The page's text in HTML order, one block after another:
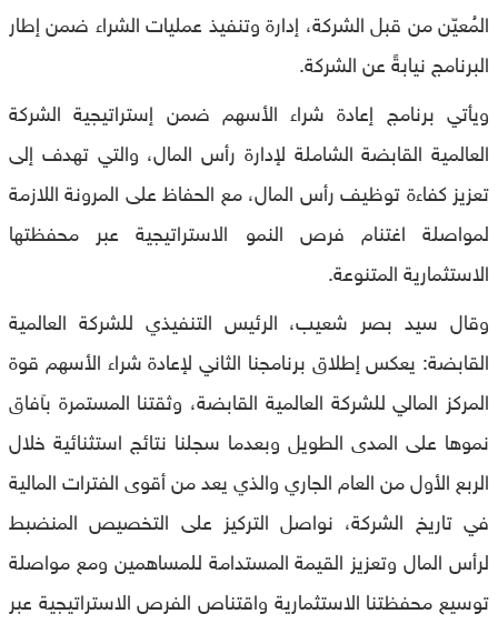
المُعيّن من قبل الشركة، إدارة وتنفيذ عمليات الشراء ضمن إطار
البرنامج نيابةً عن الشركة.
ويأتي برنامج إعادة شراء الأسهم ضمن إستراتيجية الشركة
العالمية القابضة الشاملة لإدارة رأس المال، والتي تهدف إلى
تعزيز كفاءة توظيف رأس المال، مع الحفاظ على المرونة اللازمة
لمواصلة اغتنام فرص النمو الاستراتيجية عبر محفظتها
الاستثمارية المتنوعة.
وقال سيد بصر شعيب، الرئيس التنفيذي للشركة العالمية
القابضة: يعكس إطلاق برنامجنا الثاني لإعادة شراء الأسهم قوة
المركز المالي للشركة العالمية القابضة، وثقتنا المستمرة بآفاق
نموها على المدى الطويل وبعدما سجلنا نتائج استثنائية خلال
الربع الأول من العام الجاري والذي يعد من أقوى الفترات المالية
في تاريخ الشركة، نواصل التركيز على التخصيص المنضبط
لرأس المال وتعزيز القيمة المستدامة للمساهمين ومع مواصلة
توسيع محفظتنا الاستثمارية واقتناص الفرص الاستراتيجية عبر